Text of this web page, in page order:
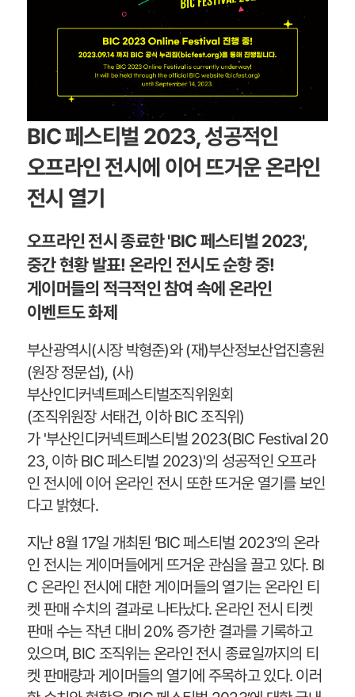
BIC 페스티벌 2023, 성공적인
오프라인 전시에 이어 뜨거운 온라인
전시 열기
오프라인 전시 종료한 'BIC 페스티벌 2023',
중간 현황 발표! 온라인 전시도 순항 중!
게이머들의 적극적인 참여 속에 온라인
이벤트도 화제
부산광역시(시장 박형준)와 (재)부산정보산업진흥원
(원장 정문섭), (사)
부산인디커넥트페스티벌조직위원회
(조직위원장 서태건, 이하 BIC 조직위)
가 '부산인디커넥트페스티벌 2023(BIC Festival 20
23, 이하 BIC 페스티벌 2023)'의 성공적인 오프라
인 전시에 이어 온라인 전시 또한 뜨거운 열기를 보인
다고 밝혔다.
지난 8월 17일 개최된 ‘BIC 페스티벌 2023’의 온라
인 전시는 게이머들에게 뜨거운 관심을 끌고 있다. BI
C 온라인 전시에 대한 게이머들의 열기는 온라인 티
켓 판매 수치의 결과로 나타났다. 온라인 전시 티켓
판매 수는 작년 대비 20% 증가한 결과를 기록하고
있으며, BIC 조직위는 온라인 전시 종료일까지의 티
켓 판매량과 게이머들의 열기에 주목하고 있다. 이러